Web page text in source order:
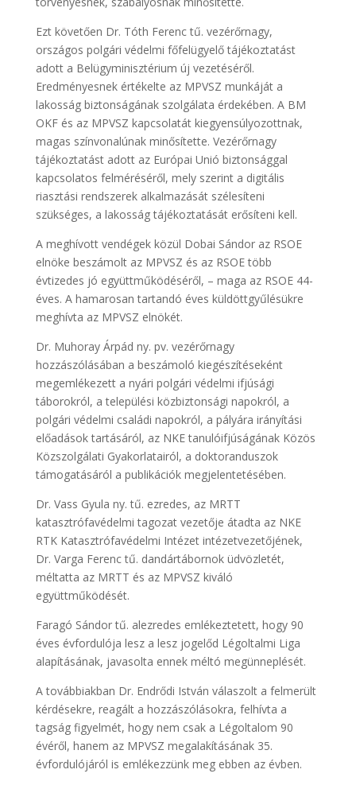
Ezt követően Dr. Tóth Ferenc tű. vezérőrnagy,
országos polgári védelmi főfelügyelő tájékoztatást
adott a Belügyminisztérium új vezetéséről.
Eredményesnek értékelte az MPVSZ munkáját a
lakosság biztonságának szolgálata érdekében. A BM
OKF és az MPVSZ kapcsolatát kiegyensúlyozottnak,
magas színvonalúnak minősítette. Vezérőrnagy
tájékoztatást adott az Európai Unió biztonsággal
kapcsolatos felméréséről, mely szerint a digitális
riasztási rendszerek alkalmazását szélesíteni
szükséges, a lakosság tájékoztatását erősíteni kell.
A meghívott vendégek közül Dobai Sándor az RSOE
elnöke beszámolt az MPVSZ és az RSOE több
évtizedes jó együttműködéséről, – maga az RSOE 44-
éves. A hamarosan tartandó éves küldöttgyűlésükre
meghívta az MPVSZ elnökét.
Dr. Muhoray Árpád ny. pv. vezérőrnagy
hozzászólásában a beszámoló kiegészítéseként
megemlékezett a nyári polgári védelmi ifjúsági
táborokról, a települési közbiztonsági napokról, a
polgári védelmi családi napokról, a pályára irányítási
előadások tartásáról, az NKE tanulóifjúságának Közös
Közszolgálati Gyakorlatairól, a doktoranduszok
támogatásáról a publikációk megjelentetésében.
Dr. Vass Gyula ny. tű. ezredes, az MRTT
katasztrófavédelmi tagozat vezetője átadta az NKE
RTK Katasztrófavédelmi Intézet intézetvezetőjének,
Dr. Varga Ferenc tű. dandártábornok üdvözletét,
méltatta az MRTT és az MPVSZ kiváló
együttműködését.
Faragó Sándor tű. alezredes emlékeztetett, hogy 90
éves évfordulója lesz a lesz jogelőd Légoltalmi Liga
alapításának, javasolta ennek méltó megünneplését.
A továbbiakban Dr. Endrődi István válaszolt a felmerült
kérdésekre, reagált a hozzászólásokra, felhívta a
tagság figyelmét, hogy nem csak a Légoltalom 90
évéről, hanem az MPVSZ megalakításának 35.
évfordulójáról is emlékezzünk meg ebben az évben.